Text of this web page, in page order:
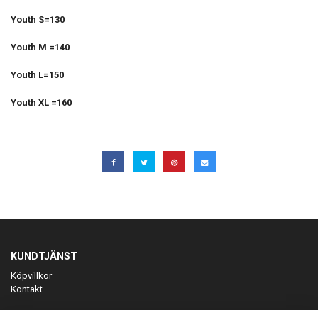
Youth S=130
Youth M =140
Youth L=150
Youth XL =160
KUNDTJÄNST
Köpvillkor
Kontakt